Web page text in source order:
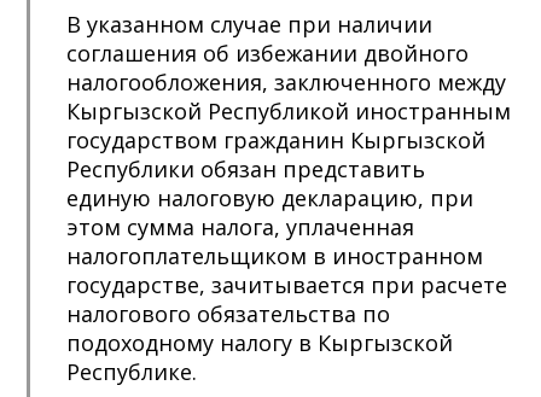
В указанном случае при наличии
соглашения об избежании двойного
налогообложения, заключенного между
Кыргызской Республикой иностранным
государством гражданин Кыргызской
Республики обязан представить
единую налоговую декларацию, при
этом сумма налога, уплаченная
налогоплательщиком в иностранном
государстве, зачитывается при расчете
налогового обязательства по
подоходному налогу в Кыргызской
Республике.